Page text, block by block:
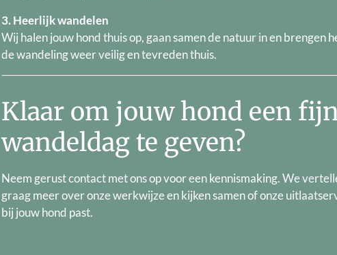
3. Heerlijk wandelen
Wij halen jouw hond thuis op, gaan samen de natuur in en brengen
de wandeling weer veilig en tevreden thuis.
Klaar om jouw hond een
wandeldag te geven?
Neem gerust contact met ons op voor een kennismaking. We
graag meer over onze werkwijze en kijken samen of onze
bij jouw hond past.